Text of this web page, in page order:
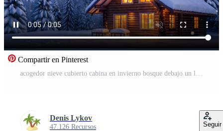
Compartir en Pinterest
acogedor nieve cubierto cabina en invierno bosque debajo un lleno Luna y estrellado noche cielo Vídeo Gratis
Denis Lykov
47.126 Recursos Seguir